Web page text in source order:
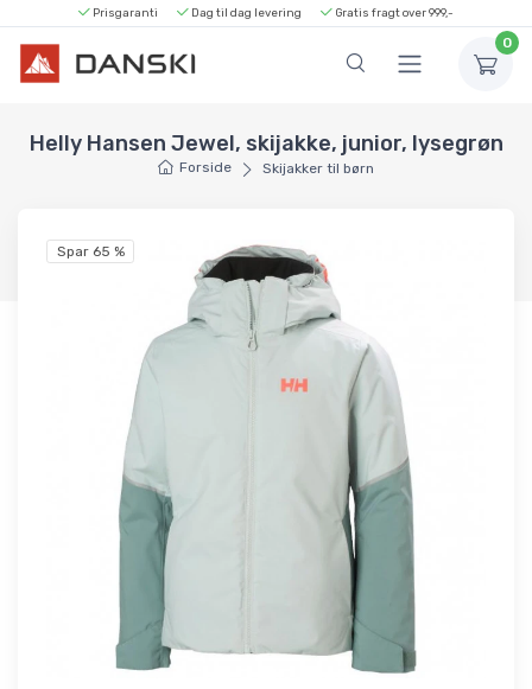
Prisgaranti Dag til dag levering Gratis fragt over 999,-
0
Helly Hansen Jewel, skijakke, junior, lysegrøn
Forside Skijakker til børn
Spar 65 %